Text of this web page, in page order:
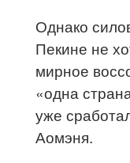
Однако
Пекине не
мирное
«одна
уже
Аомэня.